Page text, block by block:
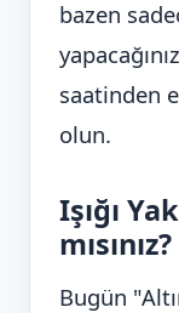
bazen
saatinden
olun.
Işığı
mısınız?
Bugün